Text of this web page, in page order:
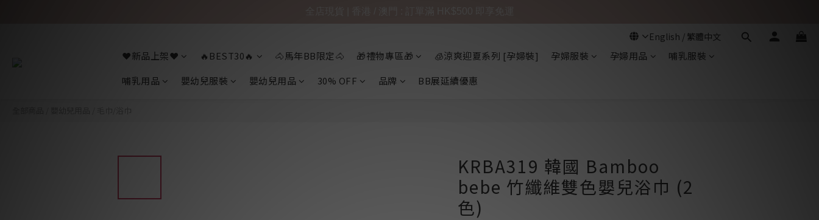
❤️新品上架❤️ 🔥BEST30🔥 🐴馬年BB限定🐴 🎁禮物專區🎁 🧊涼爽迎夏系列 [孕婦裝] 孕婦服裝 孕婦用品
哺乳服裝
哺乳用品
嬰幼兒服裝 嬰幼兒用品 30% OFF 品牌 BB展延續優惠
KRBA319 韓國 Bamboo
bebe 竹纖維雙色嬰兒浴巾 (2
色)